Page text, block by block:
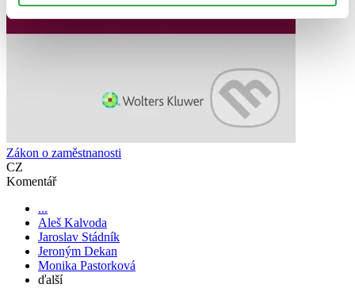
Zákon o zaměstnanosti
CZ
Komentář
...
Aleš Kalvoda
Jaroslav Stádník
Jeroným Dekan
Monika Pastorková
ďalší